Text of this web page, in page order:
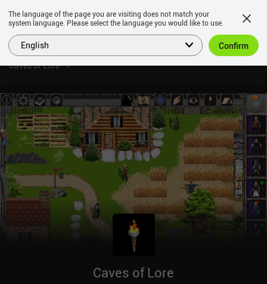
Caves of Lore
Caves of Lore
The language of the page you are visiting does not match your
system language. Please select the language you would like to use.
English Confirm